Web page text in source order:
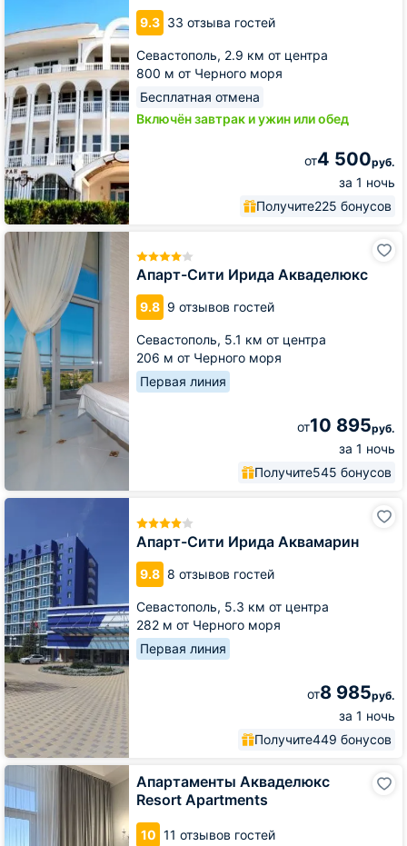
9.3 33 отзыва гостей
Севастополь, 2.9 км от центра
800 м от Черного моря
Бесплатная отмена
Включён завтрак и ужин или обед
от4 500руб.
за 1 ночь
Получите225 бонусов
Апарт-Сити Ирида Акваделюкс
9.8 9 отзывов гостей
Севастополь, 5.1 км от центра
206 м от Черного моря
Первая линия
от10 895руб.
за 1 ночь
Получите545 бонусов
Апарт-
Сити
Ирида
Акваделюкс
Апарт-Сити Ирида Аквамарин
9.8 8 отзывов гостей
Севастополь, 5.3 км от центра
282 м от Черного моря
Первая линия
от8 985руб.
за 1 ночь
Получите449 бонусов
Апарт-
Аквамарин
Апартаменты Акваделюкс
Resort Apartments
10 11 отзывов гостей
Апартаменты
Акваделюкс
Resort
Apartments